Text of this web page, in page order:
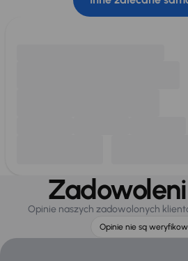
Opinie naszych zadowolonych
Opinie nie są